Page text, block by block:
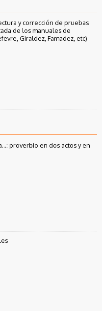
y corrección de pruebas
de los manuales de
Giraldez, Famadez, etc)
proverbio en dos actos y en